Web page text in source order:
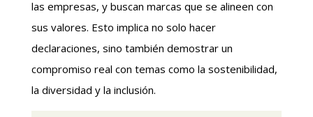
las empresas, y buscan marcas que se alineen con
sus valores. Esto implica no solo hacer
declaraciones, sino también demostrar un
compromiso real con temas como la sostenibilidad,
la diversidad y la inclusión.